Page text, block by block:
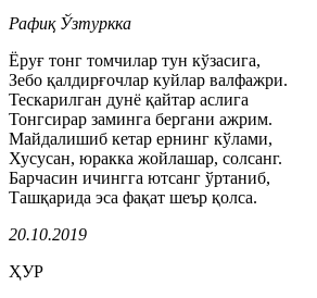
Рафиқ Ўзтуркка
Ёруғ тонг томчилар тун кўзасига,
Зебо қалдирғочлар куйлар валфажри.
Тескарилган дунё қайтар аслига
Тонгсирар заминга бергани ажрим.
Майдалишиб кетар ернинг кўлами,
Хусусан, юракка жойлашар, солсанг.
Барчасин ичингга ютсанг ўртаниб,
Ташқарида эса фақат шеър қолса.
20.10.2019
ҲУР